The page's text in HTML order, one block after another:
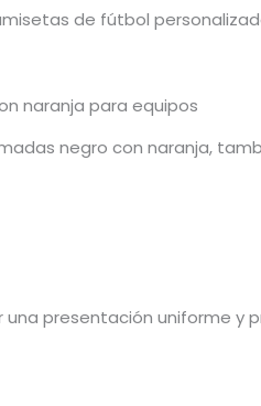
de fútbol
naranja para equipos
negro con naranja,
presentación uniforme y